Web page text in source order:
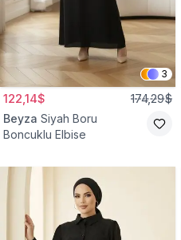
3
122,14$ 174,29$
Beyza Siyah Boru
Boncuklu Elbise